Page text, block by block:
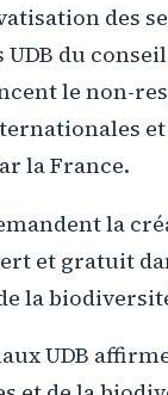
des
UDB du
le non-
la France.
la
et gratuit
la
UDB